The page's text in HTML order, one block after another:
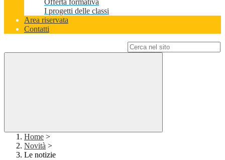
Offerta formativa
I progetti delle classi
Area riservata
Contatti
Home >
Novità >
Le notizie